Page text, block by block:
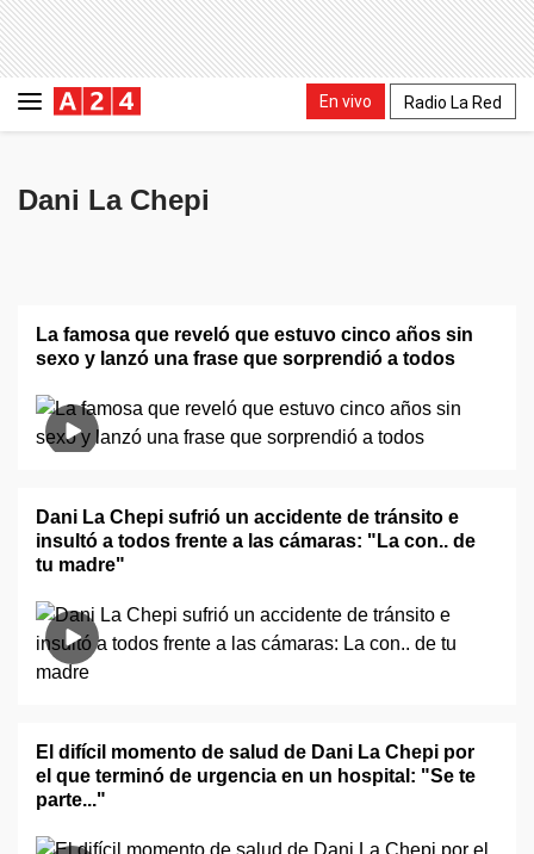
En vivo Radio La Red
Dani La Chepi
La famosa que reveló que estuvo cinco años sin
sexo y lanzó una frase que sorprendió a todos
Dani La Chepi sufrió un accidente de tránsito e
insultó a todos frente a las cámaras: "La con.. de
tu madre"
El difícil momento de salud de Dani La Chepi por
el que terminó de urgencia en un hospital: "Se te
parte..."